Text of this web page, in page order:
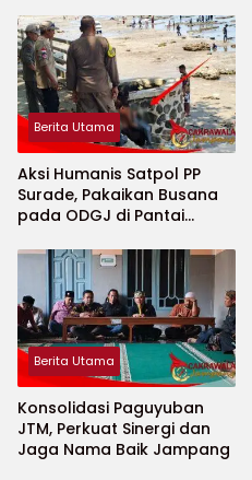
Berita Utama
Aksi Humanis Satpol PP
Surade, Pakaikan Busana
pada ODGJ di Pantai
Berita Utama
Konsolidasi Paguyuban
JTM, Perkuat Sinergi dan
Jaga Nama Baik Jampang